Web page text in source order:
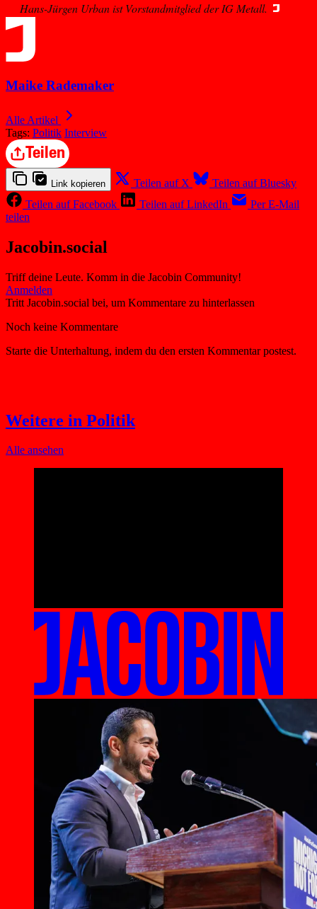
Hans-Jürgen Urban ist Vorstandmitglied der IG Metall.
Maike Rademaker
Alle Artikel
Tags: Politik Interview
Teilen
Link kopieren Teilen auf X
Teilen auf Bluesky
Teilen auf Facebook
Teilen auf LinkedIn
Per E-Mail
teilen
Jacobin.social
Triff deine Leute. Komm in die Jacobin Community!
Weitere in Politik
Alle ansehen